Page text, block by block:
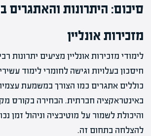
סיכום: היתרונות והאתגרים
מזכירות אונליין
לימודי מזכירות אונליין מציעים יתרונות
חיסכון בעלויות וגישה לחומרי לימוד
כוללים אתגרים כמו הצורך במשמעת
באינטראקציה חברתית. הבחירה בקורס
והיכולת לשמור על מוטיבציה וניהול זמן
להצלחה בתחום זה.